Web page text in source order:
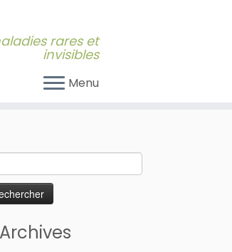
rares et
invisibles
Menu
Archives